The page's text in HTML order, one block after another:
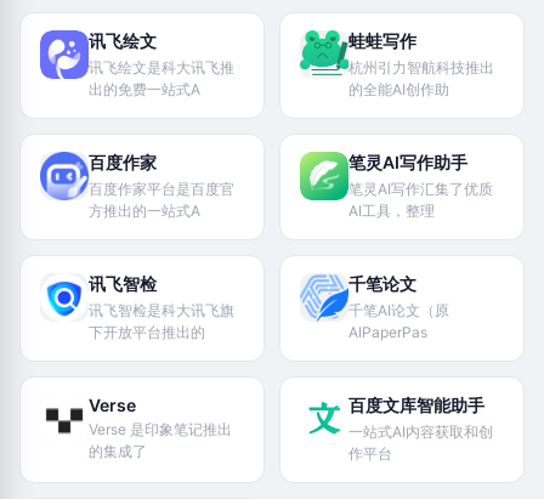
讯飞绘文
讯飞绘文是科大讯飞推
出的免费一站式A
蛙蛙写作
杭州引力智航科技推出
的全能AI创作助
百度作家
百度作家平台是百度官
方推出的一站式A
笔灵AI写作助手
笔灵AI写作汇集了优质
AI工具，整理
讯飞智检
讯飞智检是科大讯飞旗
下开放平台推出的
千笔论文
千笔AI论文（原
AIPaperPas
Verse
Verse 是印象笔记推出
的集成了
百度文库智能助手
一站式AI内容获取和创
作平台